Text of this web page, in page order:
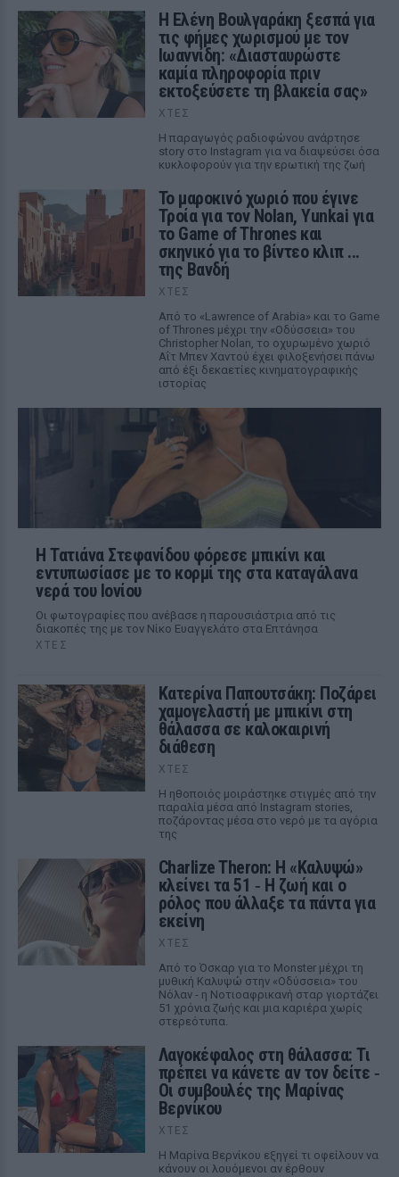
Η Ελένη Βουλγαράκη ξεσπά για
τις φήμες χωρισμού με τον
Ιωαννίδη: «Διασταυρώστε
καμία πληροφορία πριν
εκτοξεύσετε τη βλακεία σας»
ΧΤΕΣ
Η παραγωγός ραδιοφώνου ανάρτησε
story στο Instagram για να διαψεύσει όσα
κυκλοφορούν για την ερωτική της ζωή
Το μαροκινό χωριό που έγινε
Τροία για τον Nolan, Yunkai για
το Game of Thrones και
σκηνικό για το βίντεο κλιπ ...
της Βανδή
ΧΤΕΣ
Από το «Lawrence of Arabia» και το Game
of Thrones μέχρι την «Οδύσσεια» του
Christopher Nolan, το οχυρωμένο χωριό
Αΐτ Μπεν Χαντού έχει φιλοξενήσει πάνω
από έξι δεκαετίες κινηματογραφικής
ιστορίας
Η Τατιάνα Στεφανίδου φόρεσε μπικίνι και
εντυπωσίασε με το κορμί της στα καταγάλανα
νερά του Ιονίου
Οι φωτογραφίες που ανέβασε η παρουσιάστρια από τις
διακοπές της με τον Νίκο Ευαγγελάτο στα Επτάνησα
ΧΤΕΣ
Κατερίνα Παπουτσάκη: Ποζάρει
χαμογελαστή με μπικίνι στη
θάλασσα σε καλοκαιρινή
διάθεση
ΧΤΕΣ
Η ηθοποιός μοιράστηκε στιγμές από την
παραλία μέσα από Instagram stories,
ποζάροντας μέσα στο νερό με τα αγόρια
της
Charlize Theron: Η «Καλυψώ»
κλείνει τα 51 ‑ H ζωή και ο
ρόλος που άλλαξε τα πάντα για
εκείνη
ΧΤΕΣ
Από το Όσκαρ για το Monster μέχρι τη
μυθική Καλυψώ στην «Οδύσσεια» του
Νόλαν - η Νοτιοαφρικανή σταρ γιορτάζει
51 χρόνια ζωής και μια καριέρα χωρίς
στερεότυπα.
Λαγοκέφαλος στη θάλασσα: Τι
πρέπει να κάνετε αν τον δείτε ‑
Οι συμβουλές της Μαρίνας
Βερνίκου
ΧΤΕΣ
Η Μαρίνα Βερνίκου εξηγεί τι οφείλουν να
κάνουν οι λουόμενοι αν έρθουν